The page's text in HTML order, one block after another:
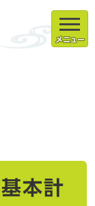
メニュー
本計